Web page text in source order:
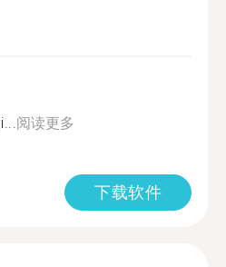
阅读更多
下载软件